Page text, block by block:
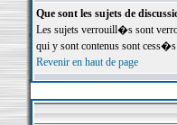
Que sont les sujets de
Les sujets verrouill�s sont
qui y sont contenus sont
Revenir en haut de page